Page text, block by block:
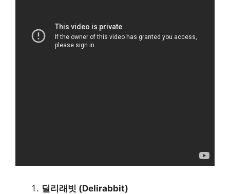
딜리래빗 (Delirabbit)